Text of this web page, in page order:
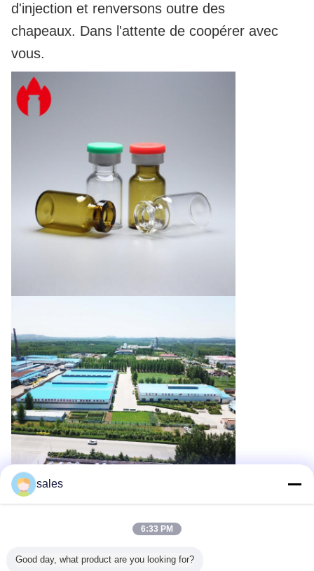
d'injection et renversons outre des
chapeaux. Dans l'attente de coopérer avec
vous.
Recommended Products
sales
6:33 PM
Good day, what product are you looking for?